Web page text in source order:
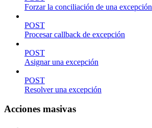
Forzar la conciliación de una excepción
POST
Procesar callback de excepción
POST
Asignar una excepción
POST
Resolver una excepción
Acciones masivas